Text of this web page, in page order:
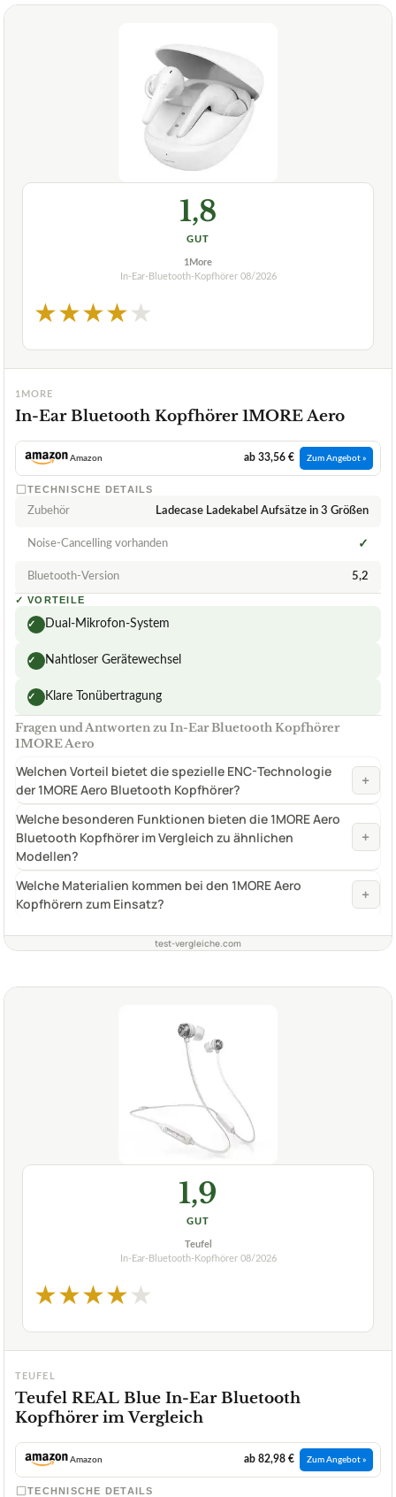
1,8
GUT
1More
In-Ear-Bluetooth-Kopfhörer 08/2026
★★★★★
1MORE
In-Ear Bluetooth Kopfhörer 1MORE Aero
Amazon ab 33,56 € Zum Angebot »
TECHNISCHE DETAILS
Zubehör Ladecase Ladekabel Aufsätze in 3 Größen
Noise-Cancelling vorhanden ✓
Bluetooth-Version 5,2
✓ VORTEILE
✓ Dual-Mikrofon-System
✓ Nahtloser Gerätewechsel
✓ Klare Tonübertragung
Fragen und Antworten zu In-Ear Bluetooth Kopfhörer
1MORE Aero
Welchen Vorteil bietet die spezielle ENC-Technologie
der 1MORE Aero Bluetooth Kopfhörer?
+
Welche besonderen Funktionen bieten die 1MORE Aero
Bluetooth Kopfhörer im Vergleich zu ähnlichen
Modellen?
+
Welche Materialien kommen bei den 1MORE Aero
Kopfhörern zum Einsatz?
+
test-vergleiche.com
1,9
GUT
Teufel
In-Ear-Bluetooth-Kopfhörer 08/2026
★★★★★
TEUFEL
Teufel REAL Blue In-Ear Bluetooth
Kopfhörer im Vergleich
Amazon ab 82,98 € Zum Angebot »
TECHNISCHE DETAILS